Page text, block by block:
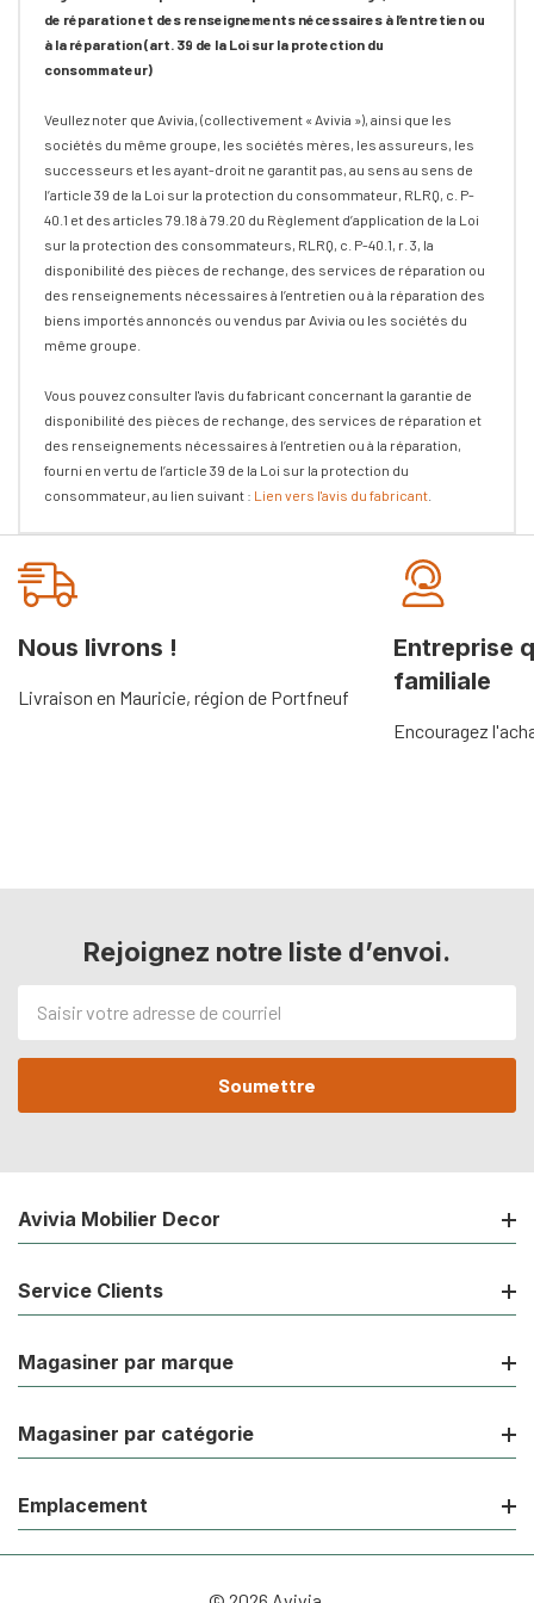
de réparation et des renseignements nécessaires à l’entretien ou
à la réparation (art. 39 de la Loi sur la protection du
consommateur)
Veullez noter que Avivia, (collectivement « Avivia »), ainsi que les
sociétés du même groupe, les sociétés mères, les assureurs, les
successeurs et les ayant-droit ne garantit pas, au sens au sens de
l’article 39 de la Loi sur la protection du consommateur, RLRQ, c. P-
40.1 et des articles 79.18 à 79.20 du Règlement d’application de la Loi
sur la protection des consommateurs, RLRQ, c. P-40.1, r. 3, la
disponibilité des pièces de rechange, des services de réparation ou
des renseignements nécessaires à l’entretien ou à la réparation des
biens importés annoncés ou vendus par Avivia ou les sociétés du
même groupe.
Vous pouvez consulter l'avis du fabricant concernant la garantie de
disponibilité des pièces de rechange, des services de réparation et
des renseignements nécessaires à l’entretien ou à la réparation,
fourni en vertu de l’article 39 de la Loi sur la protection du
consommateur, au lien suivant : Lien vers l'avis du fabricant
Onglet
personnalisé
Nous livrons !
Livraison en Mauricie, région de Portfneuf
Entreprise
familiale
Encouragez
Rejoignez notre liste d’envoi.
courriel
Avivia Mobilier Decor
Service Clients
Magasiner par marque
Magasiner par catégorie
Emplacement